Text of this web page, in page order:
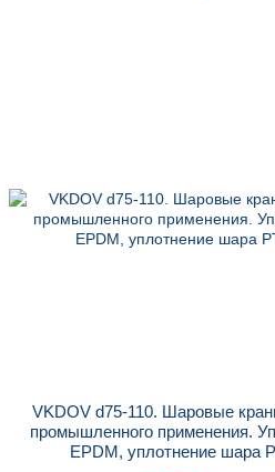
VKDOV d75-110. Шаровые
промышленного применения.
EPDM, уплотнение шара